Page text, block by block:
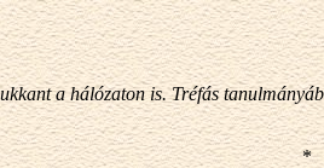
a hálózaton is. Tréfás
*